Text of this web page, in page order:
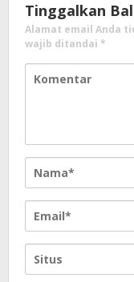
Tinggalkan
Alamat email Anda
wajib ditandai *